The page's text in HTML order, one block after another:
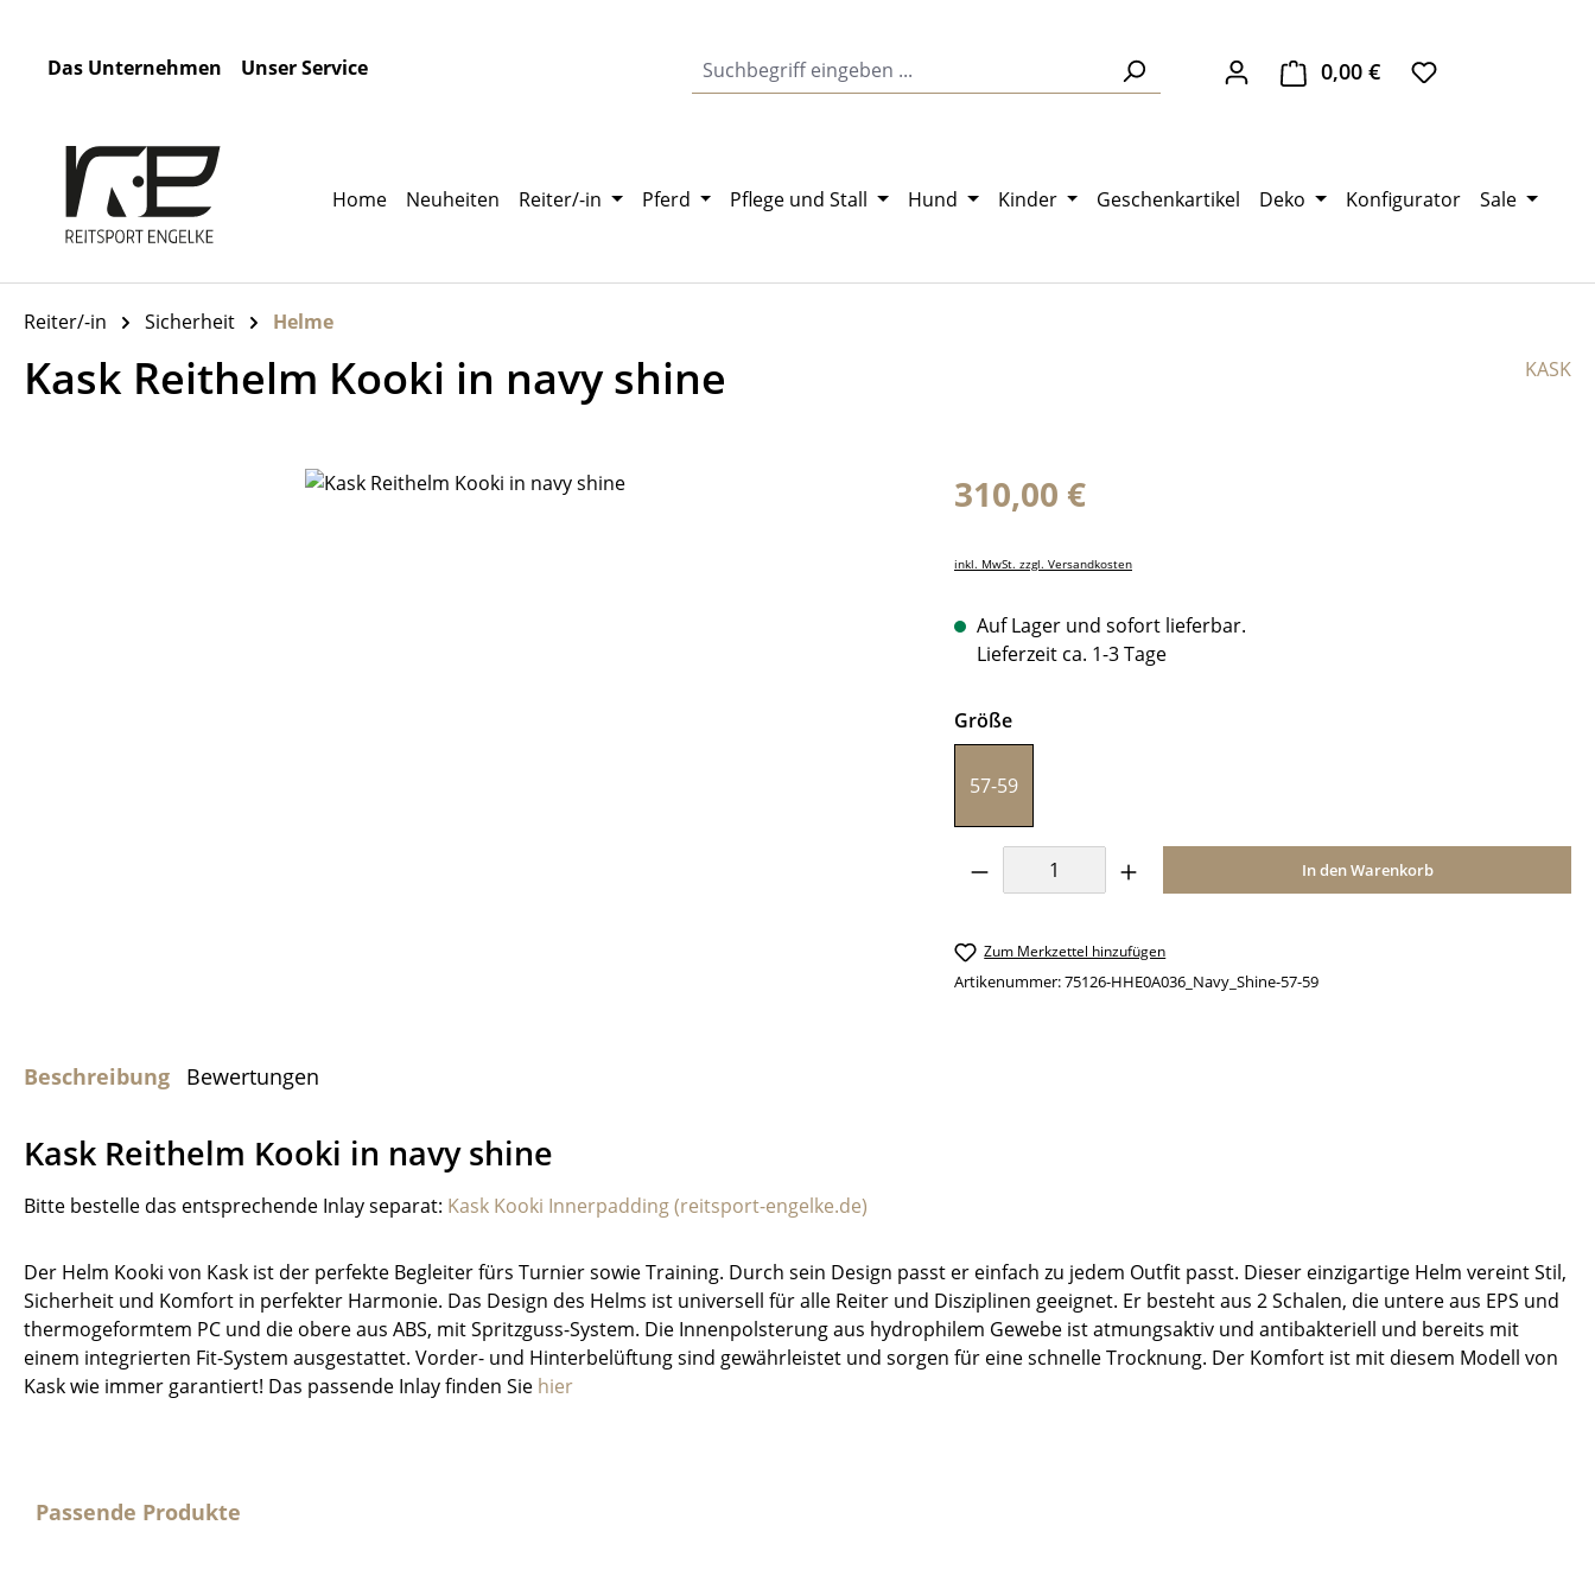
Das Unternehmen
Unser Service 0,00 €Warenkorb enthält 0
Home Neuheiten Reiter/-in Pferd Pflege und Stall Hund Kinder Geschenkartikel Deko Konfigurator Sale
Reiter/-in Sicherheit Helme
Kask Reithelm Kooki in navy shine KASK
Regulärer Preis:
310,00 €
inkl. MwSt. zzgl. Versandkosten
Auf Lager und sofort lieferbar.
Lieferzeit ca. 1-3 Tage
Größeauswählen
57-59
Produkt Anzahl: Gib den gewünschten Wert
In den Warenkorb
Zum Merkzettel hinzufügen
Artikenummer:75126-HHE0A036_Navy_Shine-57-59
Beschreibung Bewertungen
Kask Reithelm Kooki in navy shine
Bitte bestelle das entsprechende Inlay separat: Kask Kooki Innerpadding (reitsport-engelke.de)
Der Helm Kooki von Kask ist der perfekte Begleiter fürs Turnier sowie Training. Durch sein Design passt er einfach zu jedem Outfit passt. Dieser einzigartige Helm vereint Stil,
Sicherheit und Komfort in perfekter Harmonie. Das Design des Helms ist universell für alle Reiter und Disziplinen geeignet. Er besteht aus 2 Schalen, die untere aus EPS und
thermogeformtem PC und die obere aus ABS, mit Spritzguss-System. Die Innenpolsterung aus hydrophilem Gewebe ist atmungsaktiv und antibakteriell und bereits mit
einem integrierten Fit-System ausgestattet. Vorder- und Hinterbelüftung sind gewährleistet und sorgen für eine schnelle Trocknung. Der Komfort ist mit diesem Modell von
Kask wie immer garantiert! Das passende Inlay finden Sie hier
Passende Produkte